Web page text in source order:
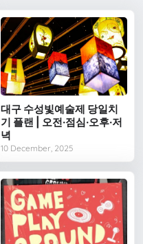
대구 수성빛예술제 당일치
기 플랜 | 오전·점심·오후·저
녁
10 December, 2025